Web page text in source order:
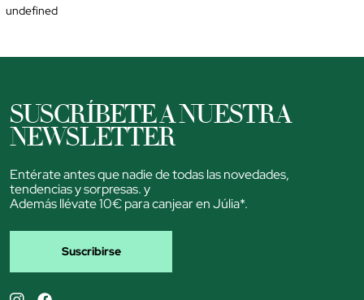
undefined
SUSCRÍBETE A NUESTRA
NEWSLETTER
Entérate antes que nadie de todas las novedades,
tendencias y sorpresas. y
Además llévate 10€ para canjear en Júlia*.
Suscribirse